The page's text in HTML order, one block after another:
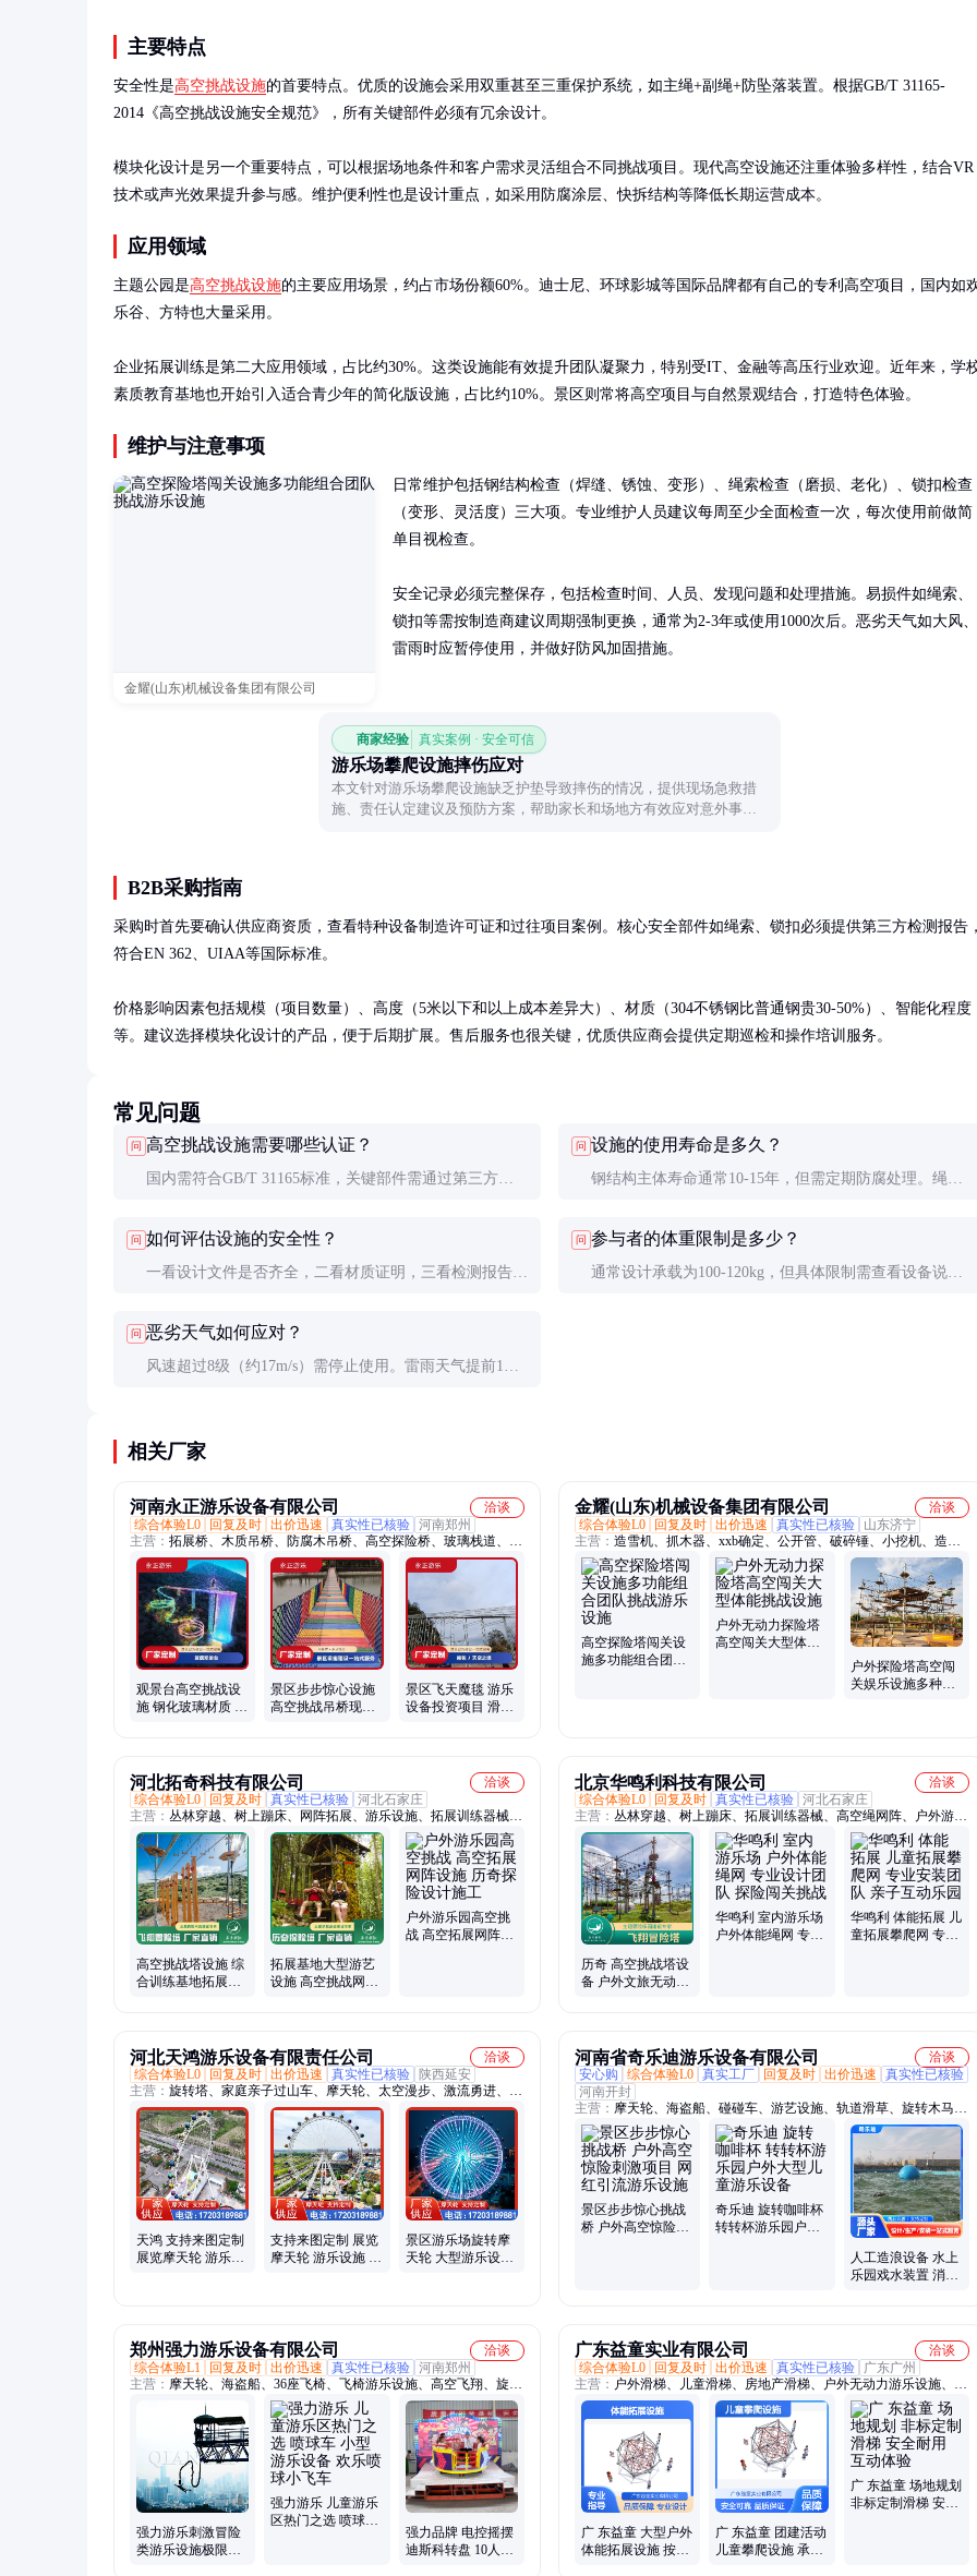
主要特点
安全性是高空挑战设施的首要特点。优质的设施会采用双重甚至三重保护系统，如主绳+副绳+防坠落装置。根据GB/T 31165-
2014《高空挑战设施安全规范》，所有关键部件必须有冗余设计。
模块化设计是另一个重要特点，可以根据场地条件和客户需求灵活组合不同挑战项目。现代高空设施还注重体验多样性，结合VR
技术或声光效果提升参与感。维护便利性也是设计重点，如采用防腐涂层、快拆结构等降低长期运营成本。
应用领域
主题公园是高空挑战设施的主要应用场景，约占市场份额60%。迪士尼、环球影城等国际品牌都有自己的专利高空项目，国内如
乐谷、方特也大量采用。
企业拓展训练是第二大应用领域，占比约30%。这类设施能有效提升团队凝聚力，特别受IT、金融等高压行业欢迎。近年来，学
素质教育基地也开始引入适合青少年的简化版设施，占比约10%。景区则常将高空项目与自然景观结合，打造特色体验。
维护与注意事项
金耀(山东)机械设备集团有限公司
日常维护包括钢结构检查（焊缝、锈蚀、变形）、绳索检查（磨损、老化）、锁扣检查
（变形、灵活度）三大项。专业维护人员建议每周至少全面检查一次，每次使用前做简
单目视检查。
安全记录必须完整保存，包括检查时间、人员、发现问题和处理措施。易损件如绳索、
锁扣等需按制造商建议周期强制更换，通常为2-3年或使用1000次后。恶劣天气如大风、
雷雨时应暂停使用，并做好防风加固措施。
商家经验 真实案例 · 安全可信
游乐场攀爬设施摔伤应对
本文针对游乐场攀爬设施缺乏护垫导致摔伤的情况，提供现场急救措
施、责任认定建议及预防方案，帮助家长和场地方有效应对意外事
B2B采购指南
采购时首先要确认供应商资质，查看特种设备制造许可证和过往项目案例。核心安全部件如绳索、锁扣必须提供第三方检测报告
符合EN 362、UIAA等国际标准。
价格影响因素包括规模（项目数量）、高度（5米以下和以上成本差异大）、材质（304不锈钢比普通钢贵30-50%）、智能化程度
等。建议选择模块化设计的产品，便于后期扩展。售后服务也很关键，优质供应商会提供定期巡检和操作培训服务。
常见问题
问 高空挑战设施需要哪些认证？
国内需符合GB/T 31165标准，关键部件需通过第三方检
方还需取得特种设备使用登记证。
问 设施的使用寿命是多久？
钢结构主体寿命通常10-15年，但需定期防腐处理。绳索
10年。
问 如何评估设施的安全性？
一看设计文件是否齐全，二看材质证明，三看检测报告，
估。
问 参与者的体重限制是多少？
通常设计承载为100-120kg，但具体限制需查看设备说明
问 恶劣天气如何应对？
风速超过8级（约17m/s）需停止使用。雷雨天气提前1小
相关厂家
河南永正游乐设备有限公司
洽谈
综合体验L0
回复及时 出价迅速 真实性已核验 河南郑州
主营： 拓展桥、木质吊桥、防腐木吊桥、高空探险桥、玻璃栈道、玻
璃水滑道、滑道、玻璃桥
观景台高空挑战设
施 钢化玻璃材质 支
景区步步惊心设施
高空挑战吊桥现场
景区飞天魔毯 游乐
设备投资项目 滑雪
金耀(山东)机械设备集团有限公司
洽谈
综合体验L0
回复及时 出价迅速 真实性已核验
山东济宁
主营： 造雪机、抓木器、xxb确定、公开管、破碎锤、小挖机、造雪
量、分析xxb、粉碎机、振动夯、筛分斗、微挖机、组装xxb、标准
砖、小钩机、机器人、抓石器、抓摇摆、震动夯、加油门、沙滩车、
滑草车、粉碎斗、大滑梯、筛沙斗
高空探险塔闯关设
施多功能组合团队
户外无动力探险塔
高空闯关大型体能
户外探险塔高空闯
关娱乐设施多种挑
河北拓奇科技有限公司
洽谈
综合体验L0
回复及时 真实性已核验 河北石家庄
主营： 丛林穿越、树上蹦床、网阵拓展、游乐设施、拓展训练器械、
无动力游乐设备
高空挑战塔设施 综
合训练基地拓展设
拓展基地大型游艺
设施 高空挑战网阵
户外游乐园高空挑
战 高空拓展网阵设
北京华鸣利科技有限公司
洽谈
综合体验L0
回复及时 真实性已核验 河北石家庄
主营： 丛林穿越、树上蹦床、拓展训练器械、高空绳网阵、户外游乐
设施、障碍训练设备、攀岩设备、水上拓展、木板吊桥、无动力游乐
设备
历奇 高空挑战塔设
备 户外文旅无动力
华鸣利 室内游乐场
户外体能绳网 专业
华鸣利 体能拓展 儿
童拓展攀爬网 专业
河北天鸿游乐设备有限责任公司
洽谈
综合体验L0
回复及时 出价迅速 真实性已核验
陕西延安
主营： 旋转塔、家庭亲子过山车、摩天轮、太空漫步、激流勇进、自
控飞机、豪华转马、海盗船、跳楼机
天鸿 支持来图定制
展览摩天轮 游乐设
支持来图定制 展览
摩天轮 游乐设施 高
景区游乐场旋转摩
天轮 大型游乐设施
河南省奇乐迪游乐设备有限公司
洽谈
安心购
综合体验L0 真实工厂 回复及时 出价迅速
真实性已核验
河南开封
主营： 摩天轮、海盗船、碰碰车、游艺设施、轨道滑草、旋转木马、
户外亲子、果虫滑车、奇乐迪游乐、造浪球、极速飞车、星际飞车、
摇头飞椅、观光小火车、旋转大章鱼、游乐设备、自控飞机、迪斯科
转盘、飞天转盘游乐、空轨滑车、彩虹滑道、景区游乐设备、无动力
乐园、单轨滑车、管轨滑车
景区步步惊心挑战
桥 户外高空惊险刺
奇乐迪 旋转咖啡杯
转转杯游乐园户外
人工造浪设备 水上
乐园戏水装置 消防
郑州强力游乐设备有限公司
洽谈
综合体验L1
回复及时 出价迅速 真实性已核验 河南郑州
主营： 摩天轮、海盗船、36座飞椅、飞椅游乐设施、高空飞翔、旋转
飞椅、旋转木马、豪华户外、旋转大章鱼、自控飞机、迪斯科转盘、
电动碰碰车、迷你穿梭、公园碰碰车、豪华空中飞椅、冲浪者、水上
呐喊游乐、彩虹滑道、旋转塔、缆车、蹦极、滑索、玻璃观景台、大
摆锤、太空漫步
强力游乐刺激冒险
类游乐设施极限挑
强力游乐 儿童游乐
区热门之选 喷球车
强力品牌 电控摇摆
迪斯科转盘 10人游
广东益童实业有限公司
洽谈
综合体验L0
回复及时 出价迅速 真实性已核验
广东广州
主营： 户外滑梯、儿童滑梯、房地产滑梯、户外无动力游乐设施、儿
童游乐设施、定制游乐设施、儿童攀爬设施、大型游乐设施、组合滑
梯、不锈钢滑梯、小区滑梯、塑料滑梯、幼儿园滑梯、户外游乐设
备、房地产配套游乐、小型滑梯、大型滑梯、非标儿童乐园
广 东益童 大型户外
体能拓展设施 按需
广 东益童 团建活动
儿童攀爬设施 承重
广 东益童 场地规划
非标定制滑梯 安全